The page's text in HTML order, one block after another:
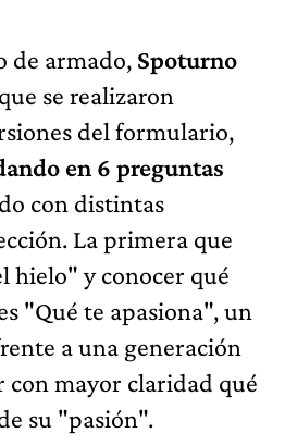
de armado, Spoturno
se realizaron
del formulario,
en 6 preguntas
con distintas
La primera que
hielo" y conocer qué
"Qué te apasiona", un
a una generación
con mayor claridad qué
su "pasión".